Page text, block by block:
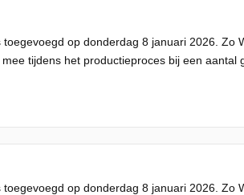
op donderdag 8 januari 2026. Zo
tijdens het productieproces bij een aantal
op donderdag 8 januari 2026. Zo